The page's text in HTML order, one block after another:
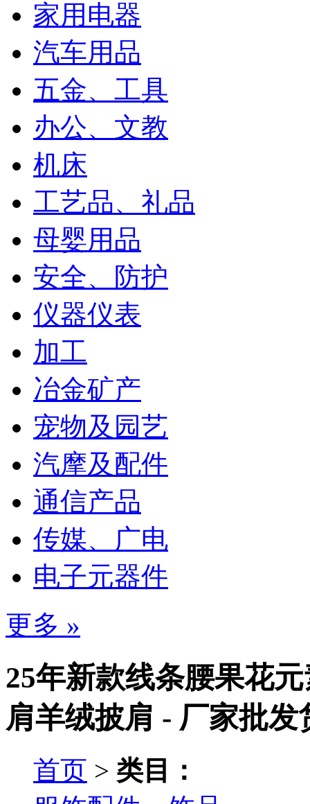
家用电器
汽车用品
五金、工具
办公、文教
机床
工艺品、礼品
母婴用品
安全、防护
仪器仪表
加工
冶金矿产
宠物及园艺
汽摩及配件
通信产品
传媒、广电
电子元器件
更多 »
25年新款线条腰果花
肩羊绒披肩 - 厂家批发
首页 > 类目：